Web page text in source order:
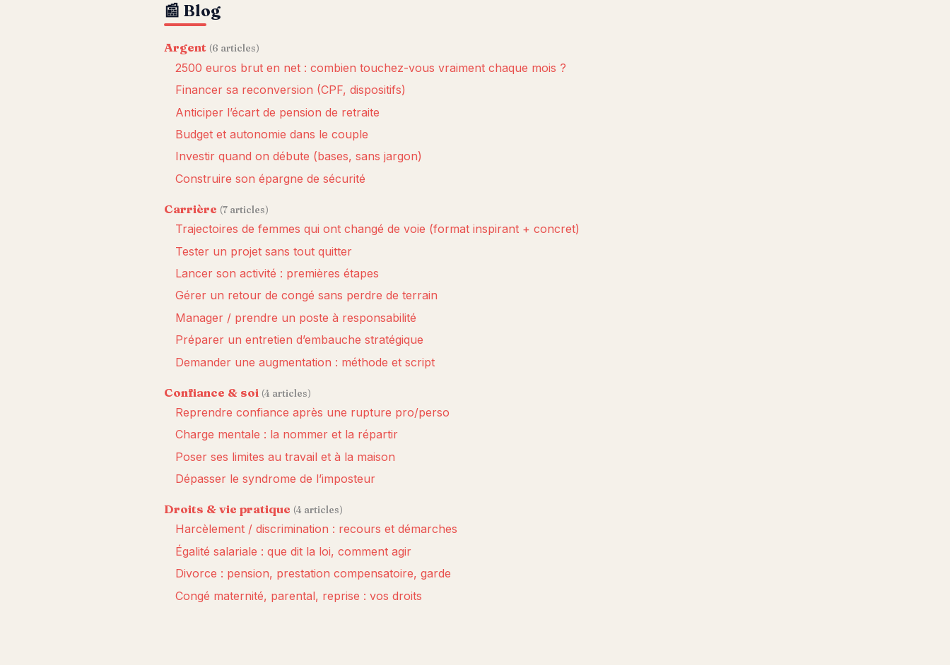
📰 Blog
Argent (6 articles)
2500 euros brut en net : combien touchez-vous vraiment chaque mois ?
Financer sa reconversion (CPF, dispositifs)
Anticiper l’écart de pension de retraite
Budget et autonomie dans le couple
Investir quand on débute (bases, sans jargon)
Construire son épargne de sécurité
Carrière (7 articles)
Trajectoires de femmes qui ont changé de voie (format inspirant + concret)
Tester un projet sans tout quitter
Lancer son activité : premières étapes
Gérer un retour de congé sans perdre de terrain
Manager / prendre un poste à responsabilité
Préparer un entretien d’embauche stratégique
Demander une augmentation : méthode et script
Confiance & soi (4 articles)
Reprendre confiance après une rupture pro/perso
Charge mentale : la nommer et la répartir
Poser ses limites au travail et à la maison
Dépasser le syndrome de l’imposteur
Droits & vie pratique (4 articles)
Harcèlement / discrimination : recours et démarches
Égalité salariale : que dit la loi, comment agir
Divorce : pension, prestation compensatoire, garde
Congé maternité, parental, reprise : vos droits